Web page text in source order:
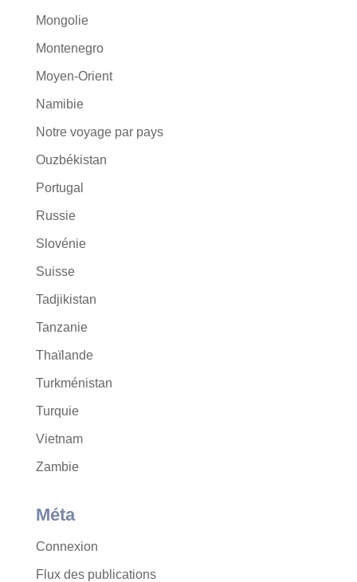
Mongolie
Montenegro
Moyen-Orient
Namibie
Notre voyage par pays
Ouzbékistan
Portugal
Russie
Slovénie
Suisse
Tadjikistan
Tanzanie
Thaïlande
Turkménistan
Turquie
Vietnam
Zambie
Méta
Connexion
Flux des publications